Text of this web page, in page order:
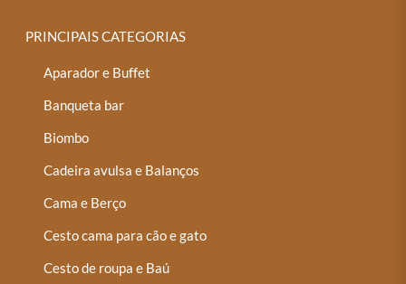
PRINCIPAIS CATEGORIAS
Aparador e Buffet
Banqueta bar
Biombo
Cadeira avulsa e Balanços
Cama e Berço
Cesto cama para cão e gato
Cesto de roupa e Baú